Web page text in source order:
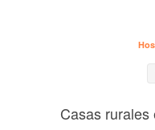
Casas